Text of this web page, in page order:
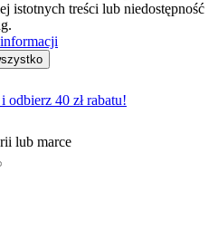
istotnych treści lub niedostępność
odbierz 40 zł rabatu!
lub marce